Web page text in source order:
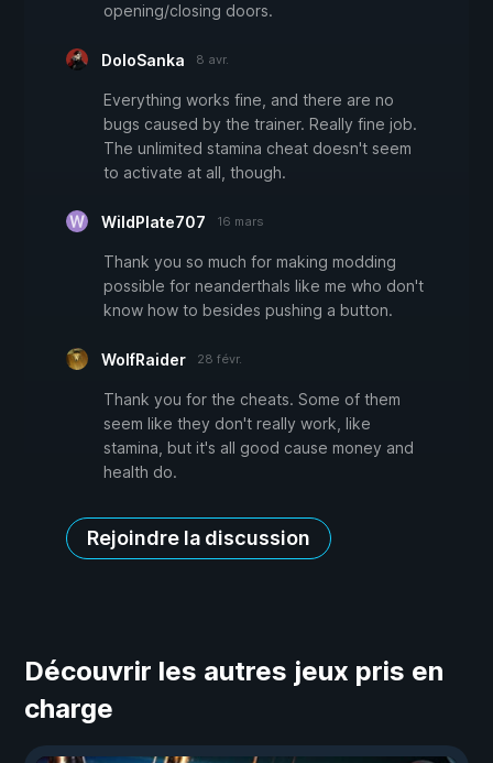
opening/closing doors.
DoloSanka 8 avr.
Everything works fine, and there are no
bugs caused by the trainer. Really fine job.
The unlimited stamina cheat doesn't seem
to activate at all, though.
WildPlate707 16 mars
Thank you so much for making modding
possible for neanderthals like me who don't
know how to besides pushing a button.
WolfRaider 28 févr.
Thank you for the cheats. Some of them
seem like they don't really work, like
stamina, but it's all good cause money and
health do.
Rejoindre la discussion
Découvrir les autres jeux pris en
charge